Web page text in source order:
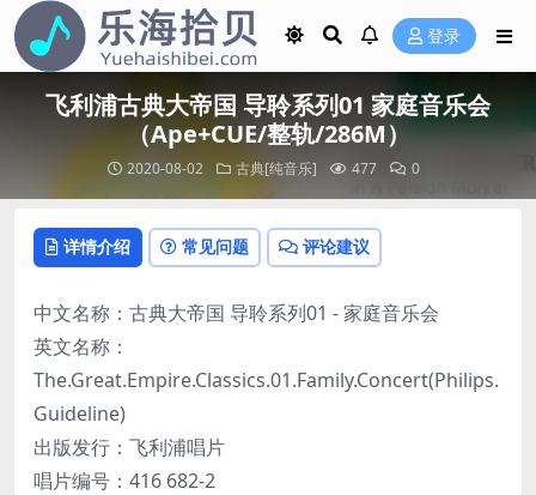
登录
飞利浦古典大帝国 导聆系列01 家庭音乐会
（Ape+CUE/整轨/286M）
2020-08-02 古典[纯音乐] 477 0
详情介绍 常见问题 评论建议
中文名称：古典大帝国 导聆系列01 - 家庭音乐会
英文名称：
The.Great.Empire.Classics.01.Family.Concert(Philips.
Guideline)
出版发行：飞利浦唱片
唱片编号：416 682-2